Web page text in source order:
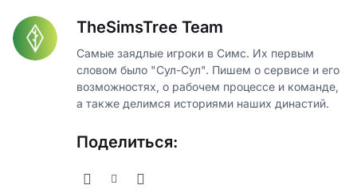
TheSimsTree Team
Самые заядлые игроки в Симс. Их первым
словом было "Сул-Сул". Пишем о сервисе и его
возможностях, о рабочем процессе и команде,
а также делимся историями наших династий.
Поделиться: